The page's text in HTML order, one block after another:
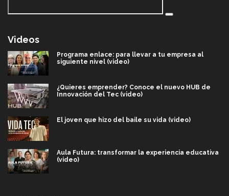
Videos
Programa enlace: para llevar a tu empresa al
siguiente nivel (video)
¿Quieres emprender? Conoce el nuevo HUB de
Innovación del Tec (video)
El joven que hizo del baile su vida (video)
Aula Futura: transformar la experiencia educativa
(video)